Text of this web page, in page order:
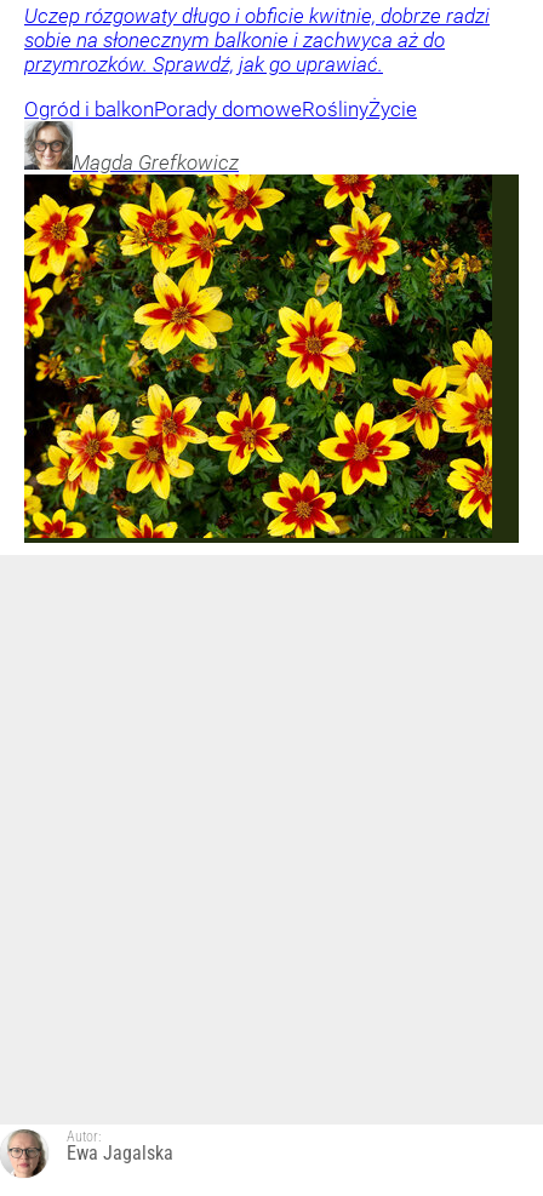
Uczep rózgowaty długo i obficie kwitnie, dobrze radzi
sobie na słonecznym balkonie i zachwyca aż do
przymrozków. Sprawdź, jak go uprawiać.
Ogród i balkonPorady domoweRoślinyŻycie
Magda Grefkowicz
Autor:
Ewa Jagalska